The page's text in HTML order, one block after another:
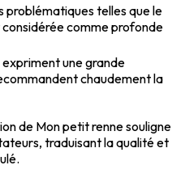
problématiques telles que le
comme profonde
une grande
chaudement la
de Mon petit renne souligne
traduisant la qualité et